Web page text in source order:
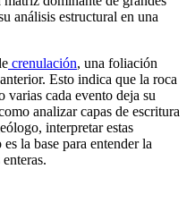
análisis estructural en una
crenulación, una foliación
Esto indica que la roca
varias cada evento deja su
analizar capas de escritura
interpretar estas
la base para entender la